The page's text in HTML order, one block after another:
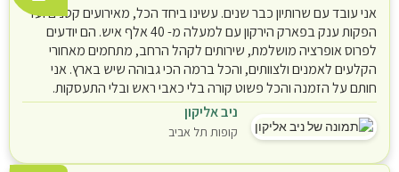
אני עובד עם שרותיון כבר שנים. עשינו ביחד הכל, מאירועים קטנים ועד
הפקות ענק בפארק הירקון עם למעלה מ- 40 אלף איש. הם יודעים
לפרוס אופרציה מושלמת, שירותים לקהל הרחב, מתחמים מאחורי
הקלעים לאמנים ולצוותים, והכל ברמה הכי גבוהה שיש בארץ. אני
חותם על הזמנה והכל פשוט קורה בלי כאבי ראש ובלי התעסקות.
ניב אליקון
קופות תל אביב